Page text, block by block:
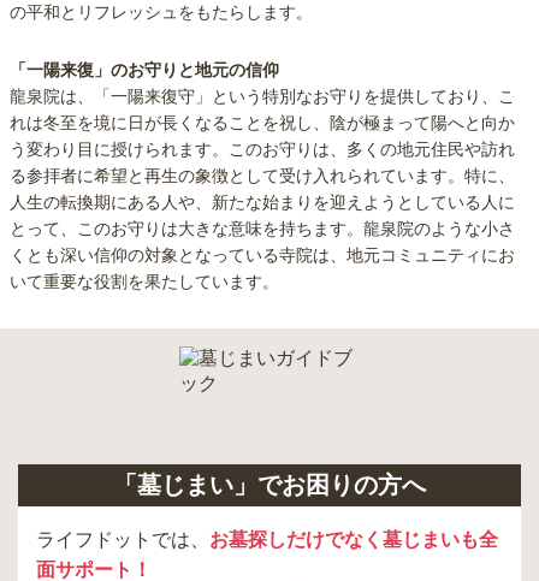
の平和とリフレッシュをもたらします。
「一陽来復」のお守りと地元の信仰
龍泉院は、「一陽来復守」という特別なお守りを提供しており、こ
れは冬至を境に日が長くなることを祝し、陰が極まって陽へと向か
う変わり目に授けられます。このお守りは、多くの地元住民や訪れ
る参拝者に希望と再生の象徴として受け入れられています。特に、
人生の転換期にある人や、新たな始まりを迎えようとしている人に
とって、このお守りは大きな意味を持ちます。龍泉院のような小さ
くとも深い信仰の対象となっている寺院は、地元コミュニティにお
いて重要な役割を果たしています。
「墓じまい」でお困りの方へ
ライフドットでは、 お墓探しだけでなく墓じまいも全
面サポート！